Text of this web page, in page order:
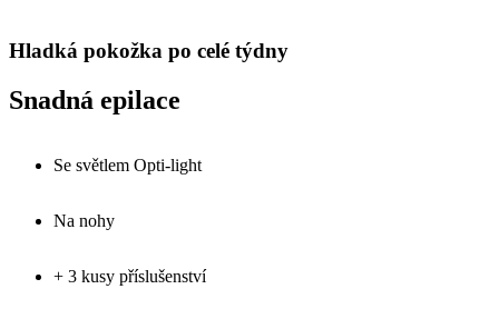
Hladká pokožka po celé týdny
Snadná epilace
Se světlem Opti-light
Na nohy
+ 3 kusy příslušenství